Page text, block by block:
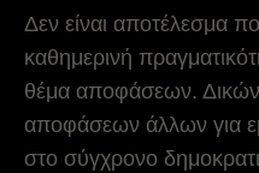
Δεν είναι αποτέλεσμα
καθημερινή
θέμα αποφάσεων.
αποφάσεων άλλων για
στο σύγχρονο